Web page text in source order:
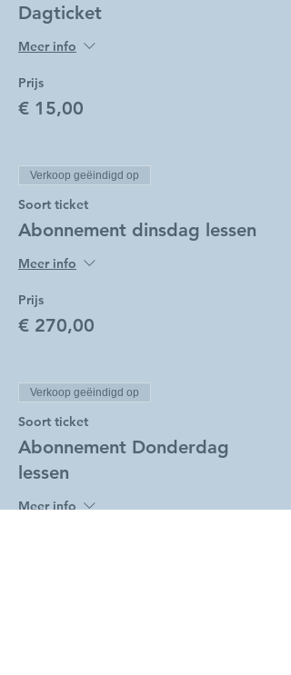
Dagticket
Meer info
Prijs
€ 15,00
Verkoop geëindigd op
Soort ticket
Abonnement dinsdag lessen
Meer info
Prijs
€ 270,00
Verkoop geëindigd op
Soort ticket
Abonnement Donderdag
lessen
Meer info